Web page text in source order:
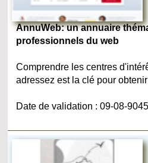
AnnuWeb: un annuaire
professionnels du web
Comprendre les centres
adressez est la clé pour
Date de validation : 09-08-9045